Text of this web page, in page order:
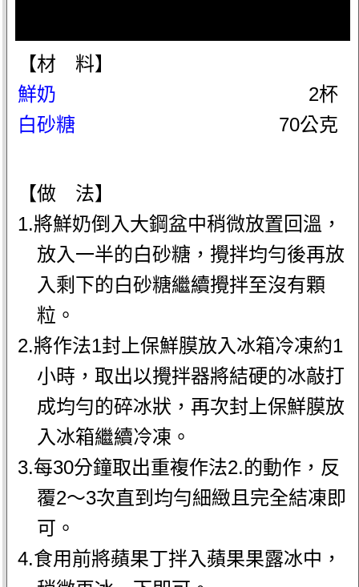
【材 料】
鮮奶
2杯
白砂糖
70公克
【做 法】
1.將鮮奶倒入大鋼盆中稍微放置回溫，
放入一半的白砂糖，攪拌均勻後再放
入剩下的白砂糖繼續攪拌至沒有顆
粒。
2.將作法1封上保鮮膜放入冰箱冷凍約1
小時，取出以攪拌器將結硬的冰敲打
成均勻的碎冰狀，再次封上保鮮膜放
入冰箱繼續冷凍。
3.每30分鐘取出重複作法2.的動作，反
覆2～3次直到均勻細緻且完全結凍即
可。
4.食用前將蘋果丁拌入蘋果果露冰中，